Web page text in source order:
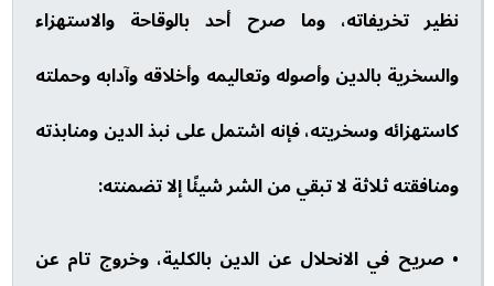
نظير تخريفاته، وما صرح أحد بالوقاحة والاستهزاء
والسخرية بالدين وأصوله وتعاليمه وأخلاقه وآدابه وحملته
كاستهزائه وسخريته، فإنه اشتمل على نبذ الدين ومنابذته
ومنافقته ثلاثة لا تبقي من الشر شيئًا إلا تضمنته:
• صريح في الانحلال عن الدين بالكلية، وخروج تام عن